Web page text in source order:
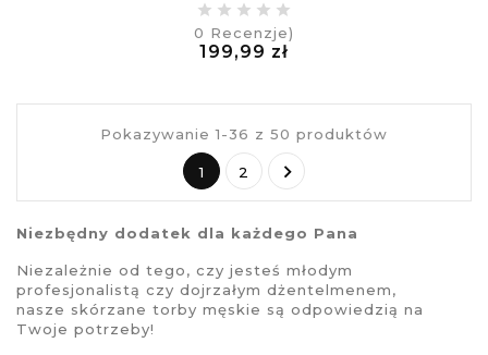
0 Recenzje)
199,99 zł
Pokazywanie 1-36 z 50 produktów
1 2 
Niezbędny dodatek dla każdego Pana
Niezależnie od tego, czy jesteś młodym
profesjonalistą czy dojrzałym dżentelmenem,
nasze skórzane torby męskie są odpowiedzią na
Twoje potrzeby!